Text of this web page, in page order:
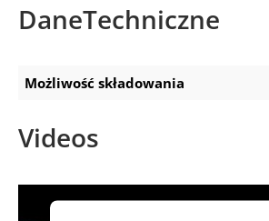
DaneTechniczne
Możliwość składowania
Videos